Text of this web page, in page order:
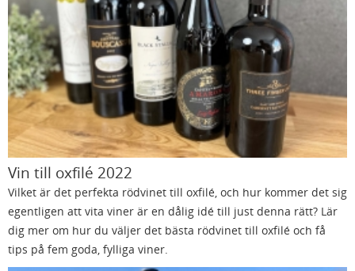
Vin till oxfilé 2022
Vilket är det perfekta rödvinet till oxfilé, och hur kommer det sig
egentligen att vita viner är en dålig idé till just denna rätt? Lär
dig mer om hur du väljer det bästa rödvinet till oxfilé och få
tips på fem goda, fylliga viner.